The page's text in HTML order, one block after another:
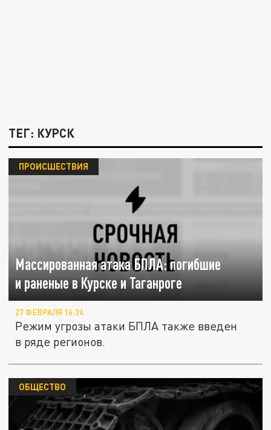
ТЕГ: КУРСК
Массированная атака БПЛА: погибшие
и раненые в Курске и Таганроге
ПРОИСШЕСТВИЯ
27 ФЕВРАЛЯ 16:34
Режим угрозы атаки БПЛА также введен
в ряде регионов.
ОБЩЕСТВО